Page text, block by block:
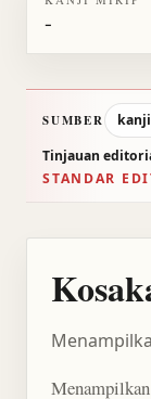
-
SUMBER
Tinjauan
STANDAR